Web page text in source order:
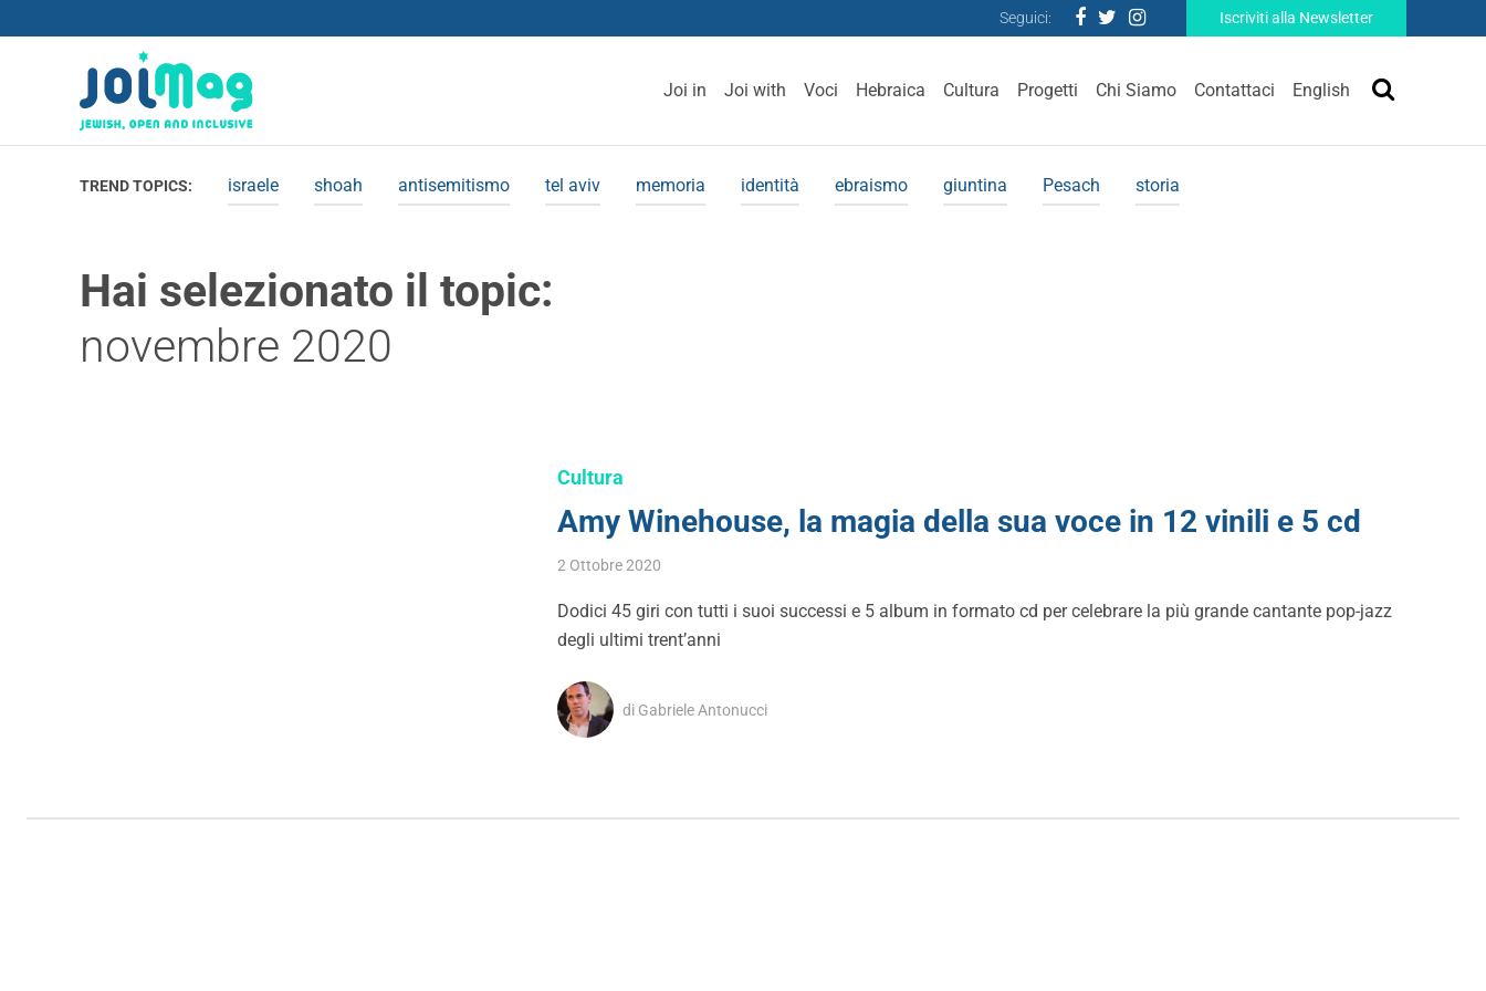
Seguici: Iscriviti alla Newsletter
Joi in Joi with Voci Hebraica Cultura Progetti Chi Siamo Contattaci English
TREND TOPICS: israele shoah antisemitismo tel aviv memoria identità ebraismo giuntina Pesach storia
Hai selezionato il topic:
novembre 2020
Cultura
Amy Winehouse, la magia della sua voce in 12 vinili e 5 cd
2 Ottobre 2020
Dodici 45 giri con tutti i suoi successi e 5 album in formato cd per celebrare la più grande cantante pop-jazz
degli ultimi trent’anni
di Gabriele Antonucci